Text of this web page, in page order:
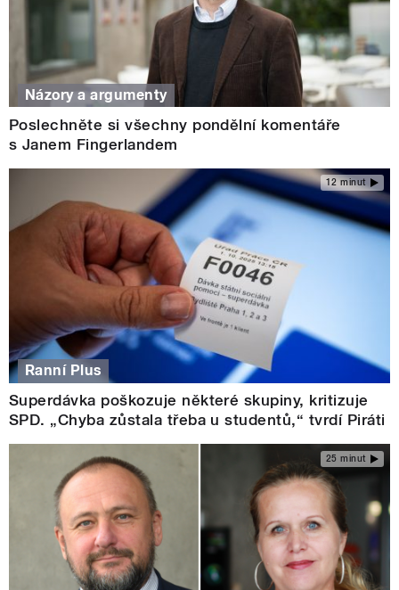
Názory a argumenty
Poslechněte si všechny pondělní komentáře
s Janem Fingerlandem
12 minut
Ranní Plus
Superdávka poškozuje některé skupiny, kritizuje
SPD. „Chyba zůstala třeba u studentů,“ tvrdí Piráti
25 minut